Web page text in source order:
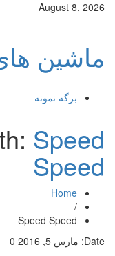
August 8, 2026
ماشین
برگه نمونه
Speed
Speed
Home
/
Speed Speed
Date: مارس 5, 2016 0